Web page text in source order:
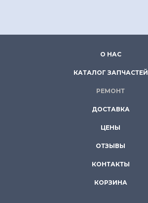
О НАС
КАТАЛОГ ЗАПЧАСТЕЙ
РЕМОНТ
ДОСТАВКА
ЦЕНЫ
ОТЗЫВЫ
КОНТАКТЫ
КОРЗИНА